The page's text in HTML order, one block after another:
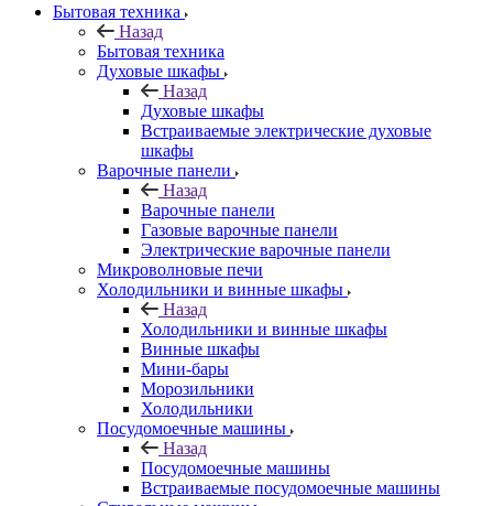
Бытовая техника
Назад
Бытовая техника
Духовые шкафы
Назад
Духовые шкафы
Встраиваемые электрические духовые
шкафы
Варочные панели
Назад
Варочные панели
Газовые варочные панели
Электрические варочные панели
Микроволновые печи
Холодильники и винные шкафы
Назад
Холодильники и винные шкафы
Винные шкафы
Мини-бары
Морозильники
Холодильники
Посудомоечные машины
Назад
Посудомоечные машины
Встраиваемые посудомоечные машины